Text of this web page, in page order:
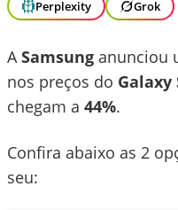
Perplexity
Grok
ASamsung anunciou
nos preços do Galaxy
chegam a 44%.
Confira abaixo as 2
seu: